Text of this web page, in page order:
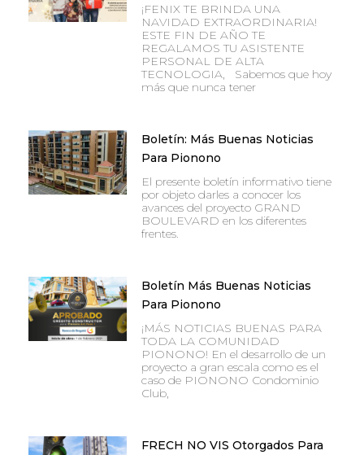
¡FENIX TE BRINDA UNA
NAVIDAD EXTRAORDINARIA!
ESTE FIN DE AÑO TE
REGALAMOS TU ASISTENTE
PERSONAL DE ALTA
TECNOLOGIA, Sabemos que hoy
más que nunca tener
Boletín: Más Buenas Noticias
Para Pionono
El presente boletín informativo tiene
por objeto darles a conocer los
avances del proyecto GRAND
BOULEVARD en los diferentes
frentes.
Boletín Más Buenas Noticias
Para Pionono
¡MÁS NOTICIAS BUENAS PARA
TODA LA COMUNIDAD
PIONONO! En el desarrollo de un
proyecto a gran escala como es el
caso de PIONONO Condominio
Club,
FRECH NO VIS Otorgados Para